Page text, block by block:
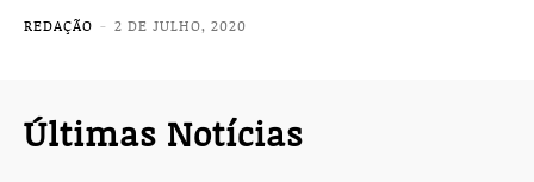
REDAÇÃO - 2 DE JULHO, 2020
Últimas Notícias